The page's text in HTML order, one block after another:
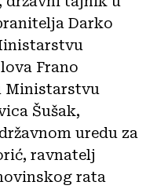
Darko
Frano
Ministarstvu
Šušak,
uredu za
ravnatelj
rata